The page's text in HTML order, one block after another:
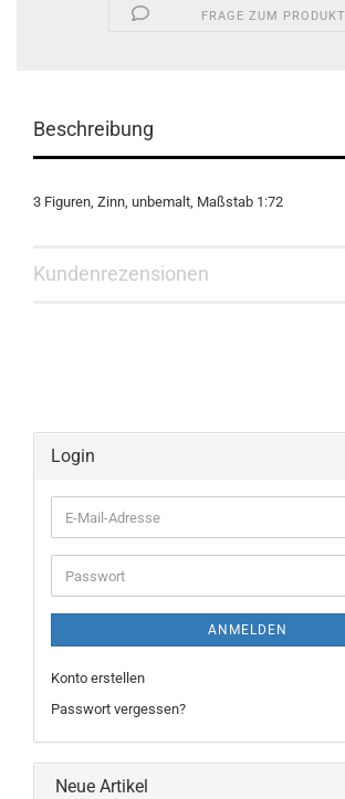
FRAGE ZUM PRODUKT
Beschreibung
3 Figuren, Zinn, unbemalt, Maßstab 1:72
Kundenrezensionen
Login
E-
Mail-
Adresse
Passwort
ANMELDEN
Konto erstellen
Passwort vergessen?
Neue Artikel